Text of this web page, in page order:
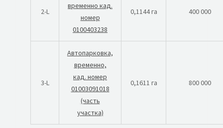
2-L
временно кад.
номер
0100403238
0,1144 га 400 000
3-L
Автопарковка,
временно,
кад. номер
01003091018
(часть
участка)
0,1611 га 800 000